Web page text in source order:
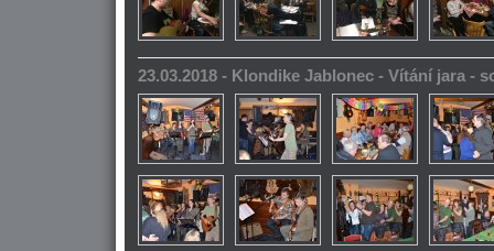
23.03.2018 - Klondike Jablonec - Vítání jara -